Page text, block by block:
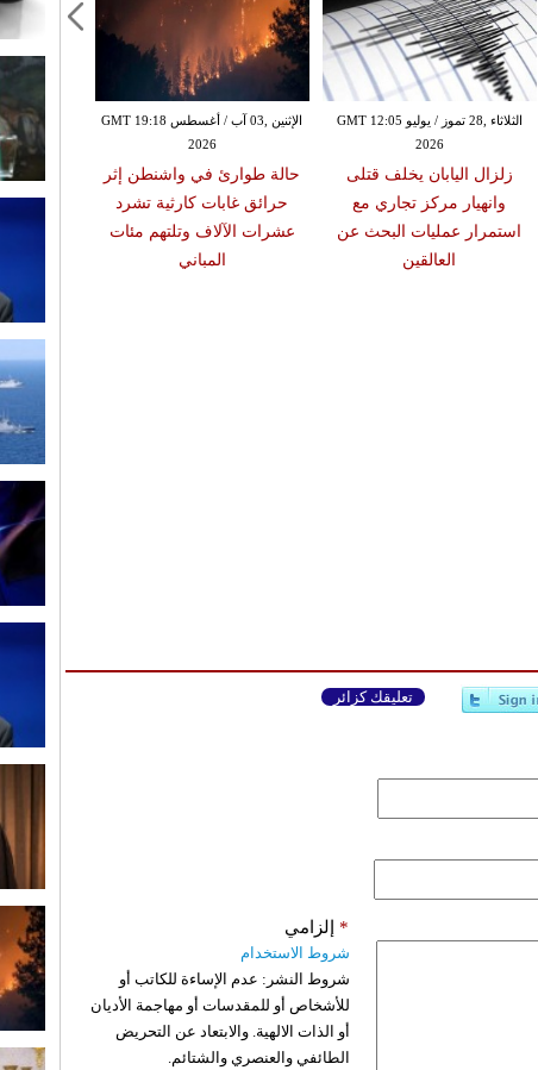
الإثنين ,03 آب / أغسطس GMT 19:18
2026
حالة طوارئ في واشنطن إثر
حرائق غابات كارثية تشرد
عشرات الآلاف وتلتهم مئات
المباني
الثلاثاء ,28 تموز / يوليو GMT 12:05
2026
زلزال اليابان يخلف قتلى
وانهيار مركز تجاري مع
استمرار عمليات البحث عن
العالقين
تعليقك كزائر
إلزامي *
شروط الاستخدام
شروط النشر: عدم الإساءة للكاتب أو
للأشخاص أو للمقدسات أو مهاجمة الأديان
أو الذات الالهية. والابتعاد عن التحريض
الطائفي والعنصري والشتائم.